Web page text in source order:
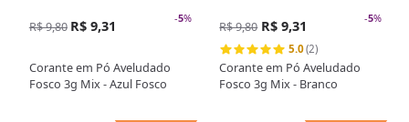
-5%
R$ 9,80 R$ 9,31
Corante em Pó Aveludado
Fosco 3g Mix - Azul Fosco
-5%
R$ 9,80 R$ 9,31
5.0(2)
Corante em Pó Aveludado
Fosco 3g Mix - Branco